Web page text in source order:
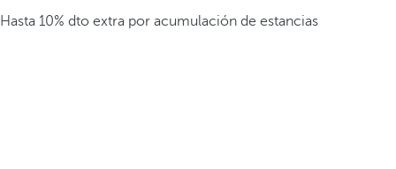
Hasta 10% dto extra por acumulación de estancias